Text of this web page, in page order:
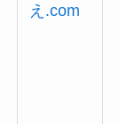
え.com